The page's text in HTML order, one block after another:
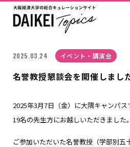
2025.03.24 イベント・講演会
名誉教授懇談会を開催しまし
2025年3月7日（金）に大隅キャンパス
19名の先生方にお越しいただきました。
ご参加いただいた名誉教授（学部別五